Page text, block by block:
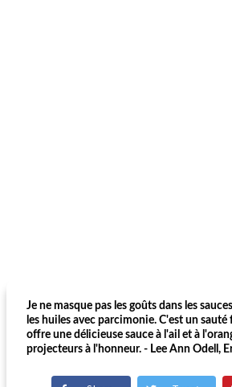
Je ne masque pas les goûts dans les
les huiles avec parcimonie. C'est un
offre une délicieuse sauce à l'ail et à
projecteurs à l'honneur. - Lee Ann Odell,